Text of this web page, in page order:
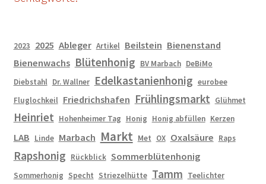
2023 2025 Ableger Artikel Beilstein Bienenstand
Bienenwachs Blütenhonig BV Marbach DeBiMo
Diebstahl Dr. Wallner Edelkastanienhonig eurobee
Fluglochkeil Friedrichshafen Frühlingsmarkt Glühmet
Heinriet Hohenheimer Tag Honig Honig abfüllen Kerzen
LAB Linde Marbach Markt Met OX Oxalsäure Raps
Rapshonig Rückblick Sommerblütenhonig
Sommerhonig Specht Striezelhütte Tamm Teelichter